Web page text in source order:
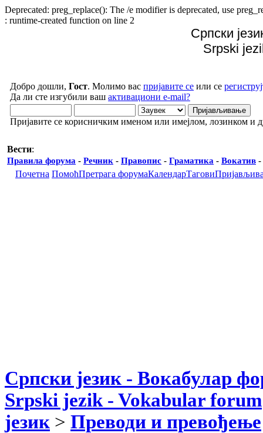
Deprecated: preg_replace(): The /e modifier is deprecated, use
: runtime-created function on line 2
Српски
Srpski
Добро дошли, Гост. Молимо вас пријавите се или се
Да ли сте изгубили ваш активациони e-mail?
Пријавите се корисничким именом или имејлом, лозинком и
Вести:
Правила форума - Речник - Правопис - Граматика - Вокатив -
Почетна ПомоћПретрага форумаКалендарТагови
Српски језик - Вокабулар
Srpski jezik - Vokabular forum
језик > Преводи и превођење